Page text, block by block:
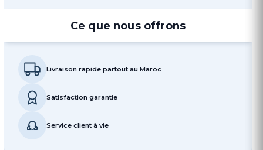
Ce que nous offrons
Livraison rapide partout au Maroc
Satisfaction garantie
Service client à vie